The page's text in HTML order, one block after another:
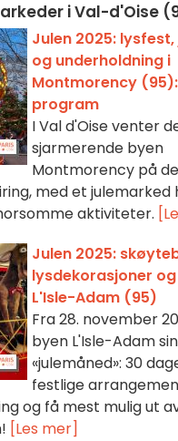
i Val-d'Oise
Julen 2025:
og underholdning i
Montmorency
program
I Val d'Oise venter
sjarmerende byen
Montmorency på
med et julemarked
aktiviteter.
Julen 2025:
lysdekorasjoner
L'Isle-Adam (95)
Fra 28. november
byen L'Isle-Adam sin
«julemåned»: 30
festlige
og få mest mulig ut
[Les mer]